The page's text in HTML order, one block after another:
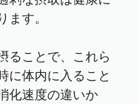
す。
ることで、これら
に体内に入ること
化速度の違いか